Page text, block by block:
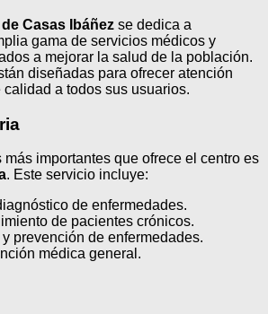
Casas Ibáñez se dedica a
gama de servicios médicos y
a mejorar la salud de la población.
diseñadas para ofrecer atención
a todos sus usuarios.
importantes que ofrece el centro es
. Este servicio incluye:
de enfermedades.
de pacientes crónicos.
prevención de enfermedades.
médica general.